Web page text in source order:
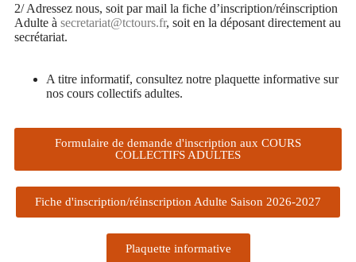
2/ Adressez nous, soit par mail la fiche d’inscription/réinscription
Adulte à secretariat@tctours.fr, soit en la déposant directement au
secrétariat.
A titre informatif, consultez notre plaquette informative sur
nos cours collectifs adultes.
Formulaire de demande d'inscription aux COURS
COLLECTIFS ADULTES
Fiche d'inscription/réinscription Adulte Saison 2026-2027
Plaquette informative